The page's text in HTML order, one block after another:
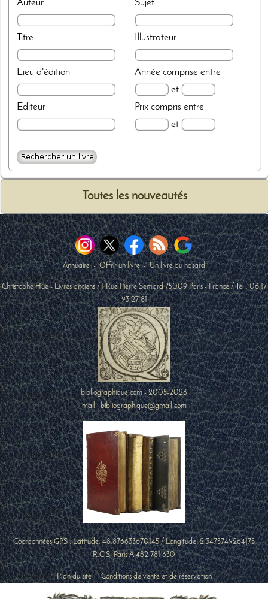
Auteur
Titre
Lieu d'édition
Editeur
Sujet
Illustrateur
Annéecomprise entre
et
Prixcompris entre
et
Toutes les nouveautés
Annuaire-Offrir un livre-Un livre au hasard
Christophe Hüe - Livres anciens /1 Rue Pierre Semard 75009 Paris-France / Tel :06 17
93 27 81
bibliographique.com - 2005-2026
mail : bibliographique@gmail.com
Coordonnées GPS : Latitude:48.876633670145/ Longitude:2.3475749264175
R.C.S. Paris A 482 781 630
Plan du site-Conditions de vente et de réservation